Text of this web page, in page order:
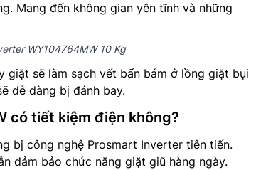
Mang đến không gian yên tĩnh và những
WY104764MW 10 Kg
giặt sẽ làm sạch vết bẩn bám ở lồng giặt bụi
dễ dàng bị đánh bay.
có tiết kiệm điện không?
bị công nghệ Prosmart Inverter tiên tiến.
đảm bảo chức năng giặt giũ hàng ngày.